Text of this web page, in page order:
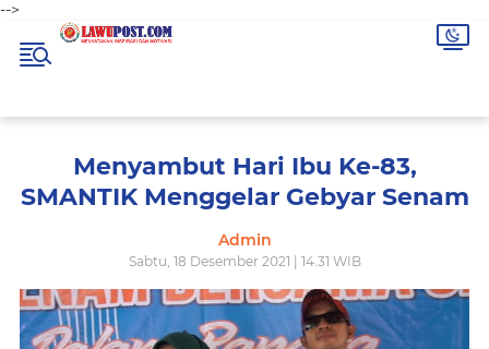
-->
Menyambut Hari Ibu Ke-83,
SMANTIK Menggelar Gebyar Senam
Admin
Sabtu, 18 Desember 2021 | 14.31 WIB